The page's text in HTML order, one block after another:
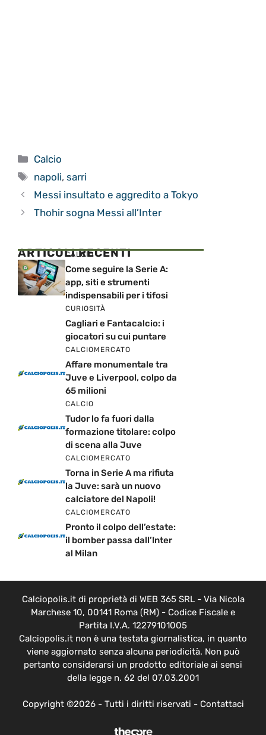
Categorie
Calcio
Tag
napoli,sarri
Messi insultato e aggredito a Tokyo
Thohir sogna Messi all’Inter
ARTICOLI RECENTI
CALCIO
Come seguire la Serie A:
app, siti e strumenti
indispensabili per i tifosi
CURIOSITÀ
Cagliari e Fantacalcio: i
giocatori su cui puntare
CALCIOMERCATO
Affare monumentale tra
Juve e Liverpool, colpo da
65 milioni
CALCIO
Tudor lo fa fuori dalla
formazione titolare: colpo
di scena alla Juve
CALCIOMERCATO
Torna in Serie A ma rifiuta
la Juve: sarà un nuovo
calciatore del Napoli!
CALCIOMERCATO
Pronto il colpo dell’estate:
il bomber passa dall’Inter
al Milan
Calciopolis.it di proprietà di WEB 365 SRL - Via Nicola
Marchese 10, 00141 Roma (RM) - Codice Fiscale e
Partita I.V.A. 12279101005
Calciopolis.it non è una testata giornalistica, in quanto
viene aggiornato senza alcuna periodicità. Non può
pertanto considerarsi un prodotto editoriale ai sensi
della legge n. 62 del 07.03.2001
Copyright ©2026 - Tutti i diritti riservati - Contattaci